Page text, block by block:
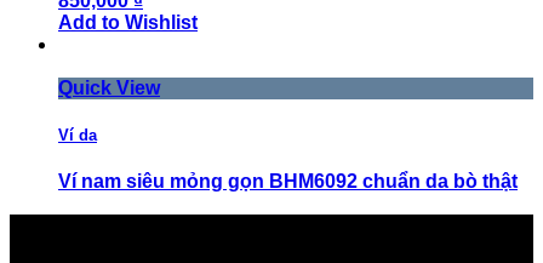
Add to Wishlist
Quick View
Ví da
Ví nam siêu mỏng gọn BHM6092 chuẩn da bò thật